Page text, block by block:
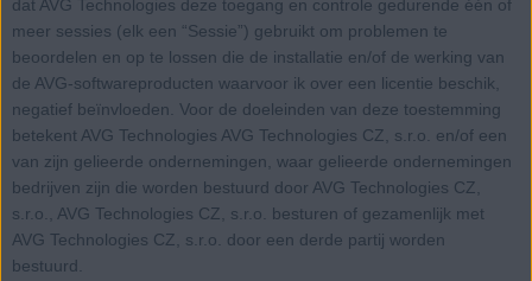
dat AVG Technologies deze toegang en controle gedurende één of
meer sessies (elk een “Sessie”) gebruikt om problemen te
beoordelen en op te lossen die de installatie en/of de werking van
de AVG-softwareproducten waarvoor ik over een licentie beschik,
negatief beïnvloeden. Voor de doeleinden van deze toestemming
betekent AVG Technologies AVG Technologies CZ, s.r.o. en/of een
van zijn gelieerde ondernemingen, waar gelieerde ondernemingen
bedrijven zijn die worden bestuurd door AVG Technologies CZ,
s.r.o., AVG Technologies CZ, s.r.o. besturen of gezamenlijk met
AVG Technologies CZ, s.r.o. door een derde partij worden
bestuurd.